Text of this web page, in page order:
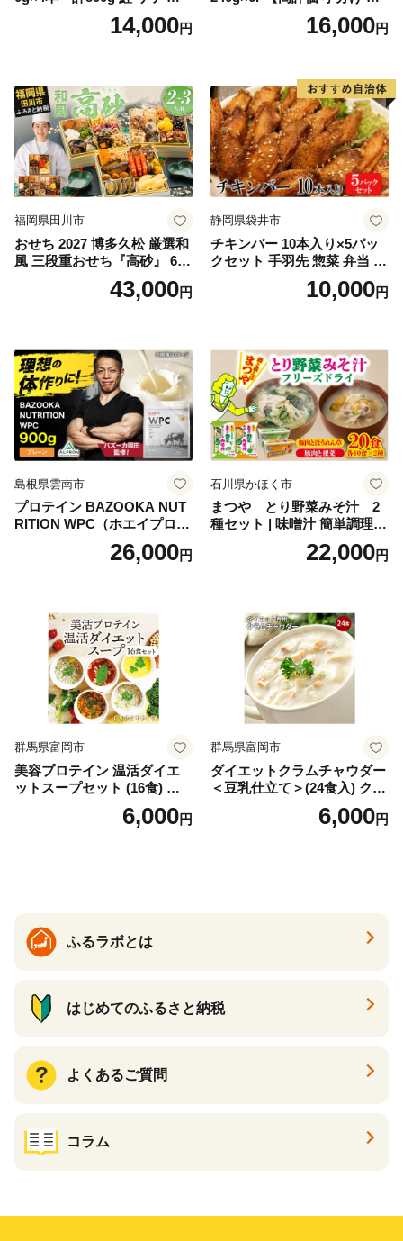
ほぐし サケフレーク シャケ
フレーク 鮭フレーク14,000円
菜 牛たん 一人暮らし 冷凍】
16,000円
福岡県田川市
おせち 2027 博多久松 厳選和
風 三段重おせち『高砂』 6.5
寸 3段重 2～3人前 おせち料
理 重箱 お正月 冷凍おせち 縁
ち 本格おせち おせち予約 年
末 年始 お取り寄せ 新春 贅沢
おせち こだわりおせち 惣菜
老舗おせち ふるさと納税お
せち 御節 お節料理 正月 調理
不要 おせち料理2027
43,000円
静岡県袋井市
チキンバー 10本入り×5パッ
クセット 手羽先 惣菜 弁当 お
かず お酒 おつまみ ギフト キ
ャンプ アウトドア キャンプ
10,000円
島根県雲南市
プロテイン BAZOOKA NUT
RITION WPC（ホエイプロテ
イン）＜プレーン＞ 900g｜
バズーカ岡田監修・植物由来
ロン [AIEN005]
26,000円
石川県かほく市
まつや とり野菜みそ汁 2
種セット | 味噌汁 簡単調理
お味噌 おみそ みそ とり野菜
時短料理 時短ごはん ご当地
22,000円
群馬県富岡市
美容プロテイン 温活ダイエ
ットスープセット (16食) 小
分け スープ 食べ比べ セット
詰合せ クラムチャウダー チ
6,000円
群馬県富岡市
ダイエットクラムチャウダー
＜豆乳仕立て＞(24食入) クラ
ムチャウダー 豆乳 ダイエッ
ト スープ プロテイン たんぱ
6,000円
ふるラボとは
はじめてのふるさと納税
よくあるご質問
コラム